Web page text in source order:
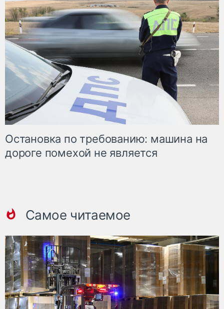
Остановка по требованию: машина на
дороге помехой не является
Самое читаемое